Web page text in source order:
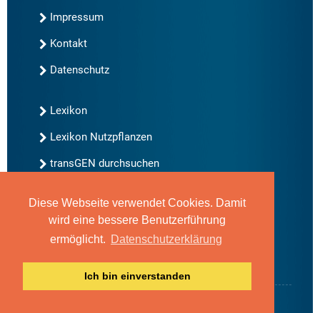
Diese Webseite verwendet Cookies. Damit
wird eine bessere Benutzerführung
ermöglicht. Datenschutzerklärung
Ich bin einverstanden
Impressum
Kontakt
Datenschutz
Lexikon
Lexikon Nutzpflanzen
transGEN durchsuchen
Neu bei transGEN